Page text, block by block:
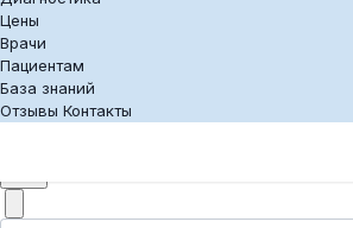
Цены
Врачи
Пациентам
База знаний
Отзывы Контакты